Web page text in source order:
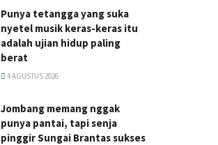
Punya tetangga yang suka
nyetel musik keras-keras itu
adalah ujian hidup paling
berat
4 AGUSTUS 2026
Jombang memang nggak
punya pantai, tapi senja
pinggir Sungai Brantas sukses